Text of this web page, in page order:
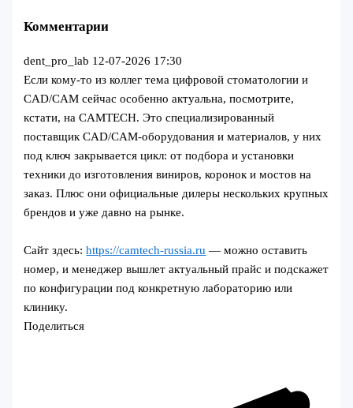
Комментарии
dent_pro_lab 12-07-2026 17:30
Если кому-то из коллег тема цифровой стоматологии и
CAD/CAM сейчас особенно актуальна, посмотрите,
кстати, на CAMTECH. Это специализированный
поставщик CAD/CAM‑оборудования и материалов, у них
под ключ закрывается цикл: от подбора и установки
техники до изготовления виниров, коронок и мостов на
заказ. Плюс они официальные дилеры нескольких крупных
брендов и уже давно на рынке.
Сайт здесь:https://camtech-russia.ru — можно оставить
номер, и менеджер вышлет актуальный прайс и подскажет
по конфигурации под конкретную лабораторию или
клинику.
Поделиться